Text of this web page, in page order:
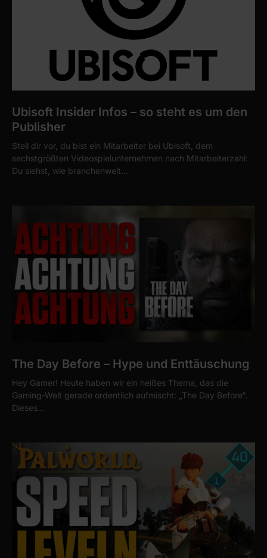
Ubisoft Insider Infos – so steht es um den
Publisher
Stell dir vor, du bist ein Mitarbeiter bei Ubisoft, dem
sechstgrößten Videospielunternehmen nach Mitarbeiterzahl:
Du siehst, wie branchenweit…
The Day Before – Hype und Enttäuschung
Hey Gamer! Heute haben wir ein heißes Thema, das die
Gaming-Welt gerade ordentlich aufmischt: „The Day Before“.
Dieses…